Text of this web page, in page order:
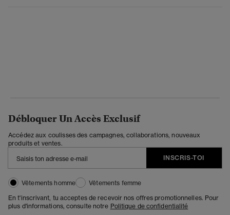
Débloquer Un Accès Exclusif
Accédez aux coulisses des campagnes, collaborations, nouveaux
produits et ventes.
INSCRIS-TOI
Vêtements homme
Vêtements femme
En t'inscrivant, tu acceptes de recevoir nos offres promotionnelles. Pour
plus d'informations, consulte notre Politique de confidentialité